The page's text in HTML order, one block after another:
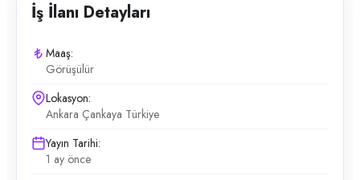
İş İlanı Detayları
Maaş:
Görüşülür
Lokasyon:
Ankara Çankaya Türkiye
Yayın Tarihi:
1 ay önce